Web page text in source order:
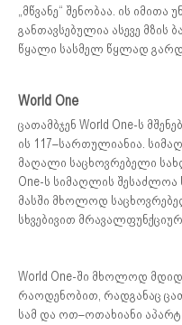
„მწვანე“ შენობაა. ის
განთავსებულია ასევე მზის
წყალი სასმელ წყლად
World One
ცათამბჯენ World One-ს
ის 117–სართულიანია.
მაღალი საცხოვრებელი
One-ს სიმაღლის შესაძლოა
მასში მხოლოდ
სხვებივით
World One-ში მხოლოდ
რაოდენობით, რადგანაც
სამ და ოთ–ოთახიანი